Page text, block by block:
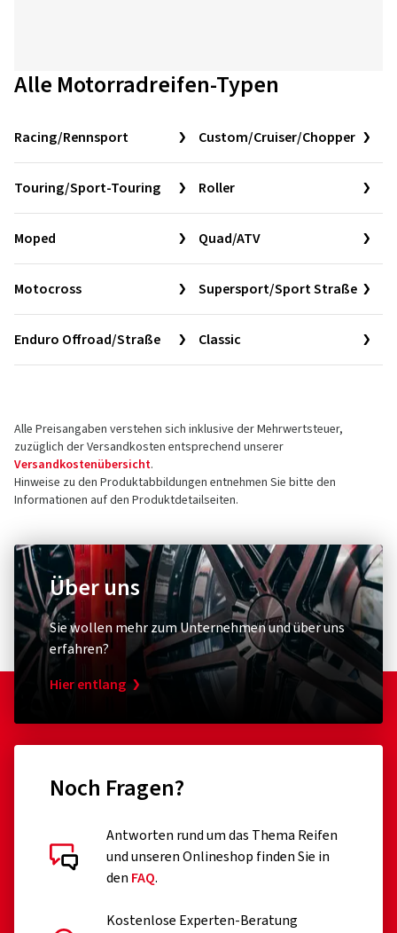
Alle Motorradreifen-Typen
Racing/Rennsport Custom/Cruiser/Chopper
Touring/Sport-Touring Roller
Moped Quad/ATV
Motocross Supersport/Sport Straße
Enduro Offroad/Straße Classic
Alle Preisangaben verstehen sich inklusive der Mehrwertsteuer,
zuzüglich der Versandkosten entsprechend unserer
Versandkostenübersicht.
Hinweise zu den Produktabbildungen entnehmen Sie bitte den
Informationen auf den Produktdetailseiten.
Über uns
Sie wollen mehr zum Unternehmen und über uns
erfahren?
Hier entlang
Noch Fragen?
Antworten rund um das Thema Reifen
und unseren Onlineshop finden Sie in
den FAQ.
Kostenlose Experten-Beratung